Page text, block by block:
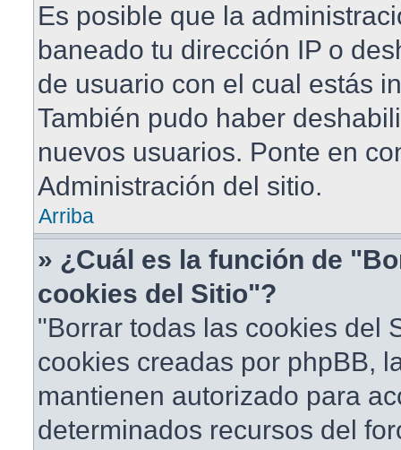
Es posible que la
baneado tu dirección IP o
de usuario con el cual estás
También pudo haber
nuevos usuarios. Ponte en
Administración del sitio.
Arriba
» ¿Cuál es la función de
cookies del Sitio"?
"Borrar todas las cookies del
cookies creadas por phpBB,
mantienen autorizado para
determinados recursos del